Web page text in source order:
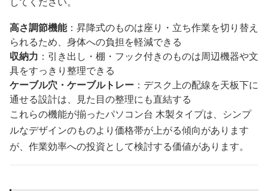
高さ調節機能：昇降式のものは座り・立ち作業を切り替え
られるため、身体への負担を軽減できる
収納力 ：引き出し・棚・フック付きのものは周辺機器や文
具をすっきり整理できる
ケーブル穴・ケーブルトレー ：デスク上の配線を天板下に
通せる設計は、見た目の整理にも直結する
これらの機能が揃ったパソコン台 木製タイプは、シンプ
ルなデザインのものより価格帯が上がる傾向があります
が、作業効率への投資として検討する価値があります。